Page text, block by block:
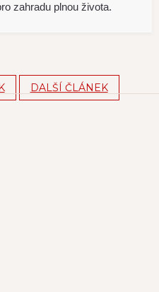
zahradu plnou života.
DALŠÍ ČLÁNEK